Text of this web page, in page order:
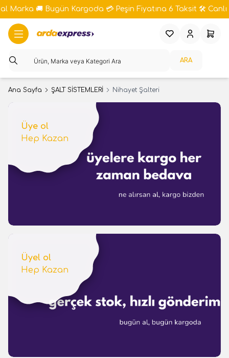
Marka 🚚 Bugün Kargoda 💳 Peşin Fiyatına 6 Taksit 🛠️ Canlı
ARA
FavorilerimHesabım
Ana Sayfa ŞALT SİSTEMLERİ Nihayet Şalteri
Üye ol
Hep Kazan
Üyel ol
Hep Kazan